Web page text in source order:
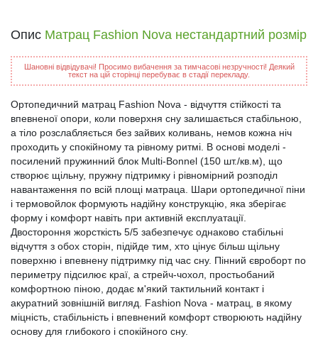
Опис Матрац Fashion Nova нестандартний розмір
Шановні відвідувачі! Просимо вибачення за тимчасові незручності! Деякий
текст на цій сторінці перебуває в стадії перекладу.
Ортопедичний матрац Fashion Nova - відчуття стійкості та
впевненої опори, коли поверхня сну залишається стабільною,
а тіло розслабляється без зайвих коливань, немов кожна ніч
проходить у спокійному та рівному ритмі. В основі моделі -
посилений пружинний блок Multi-Bonnel (150 шт./кв.м), що
створює щільну, пружну підтримку і рівномірний розподіл
навантаження по всій площі матраца. Шари ортопедичної піни
і термовойлок формують надійну конструкцію, яка зберігає
форму і комфорт навіть при активній експлуатації.
Двостороння жорсткість 5/5 забезпечує однаково стабільні
відчуття з обох сторін, підійде тим, хто цінує більш щільну
поверхню і впевнену підтримку під час сну. Пінний євроборт по
периметру підсилює краї, а стрейч-чохол, простьобаний
комфортною піною, додає м'який тактильний контакт і
акуратний зовнішній вигляд. Fashion Nova - матрац, в якому
міцність, стабільність і впевнений комфорт створюють надійну
основу для глибокого і спокійного сну.